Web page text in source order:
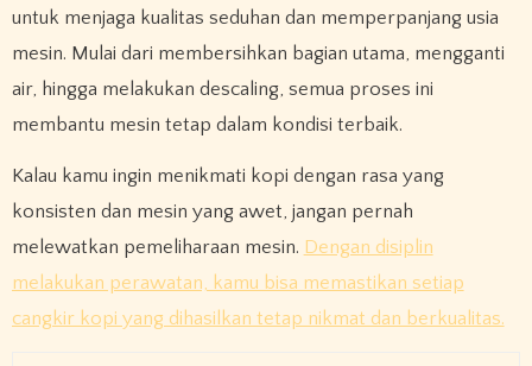
untuk menjaga kualitas seduhan dan memperpanjang usia
mesin. Mulai dari membersihkan bagian utama, mengganti
air, hingga melakukan descaling, semua proses ini
membantu mesin tetap dalam kondisi terbaik.
Kalau kamu ingin menikmati kopi dengan rasa yang
konsisten dan mesin yang awet, jangan pernah
melewatkan pemeliharaan mesin. Dengan disiplin
melakukan perawatan, kamu bisa memastikan setiap
cangkir kopi yang dihasilkan tetap nikmat dan berkualitas.